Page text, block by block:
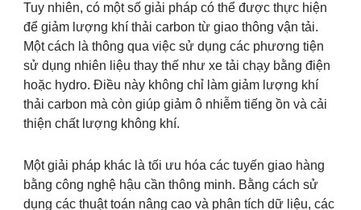
Tuy nhiên, có một số giải pháp có thể được thực hiện
để giảm lượng khí thải carbon từ giao thông vận tải.
Một cách là thông qua việc sử dụng các phương tiện
sử dụng nhiên liệu thay thế như xe tải chạy bằng điện
hoặc hydro. Điều này không chỉ làm giảm lượng khí
thải carbon mà còn giúp giảm ô nhiễm tiếng ồn và cải
thiện chất lượng không khí.
Một giải pháp khác là tối ưu hóa các tuyến giao hàng
bằng công nghệ hậu cần thông minh. Bằng cách sử
dụng các thuật toán nâng cao và phân tích dữ liệu, các